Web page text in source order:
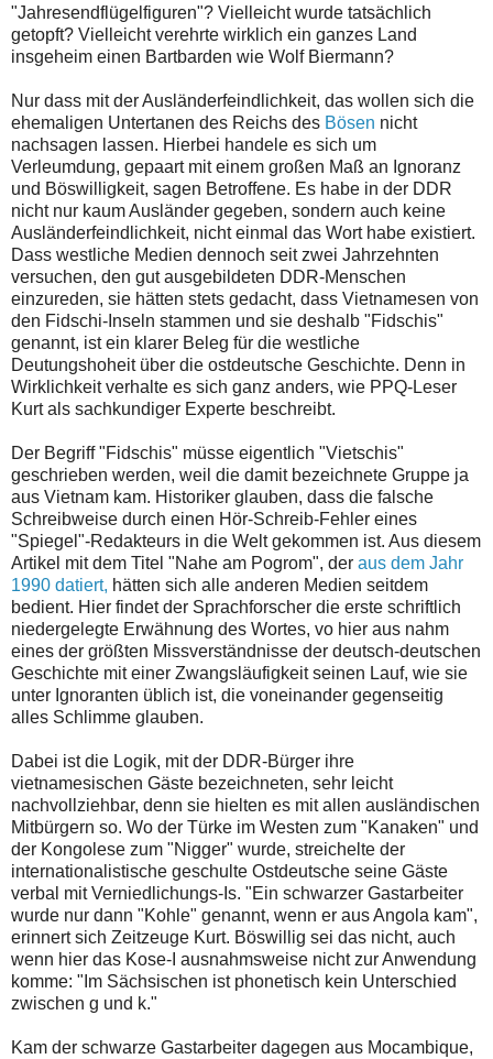
"Jahresendflügelfiguren"? Vielleicht wurde tatsächlich
getopft? Vielleicht verehrte wirklich ein ganzes Land
insgeheim einen Bartbarden wie Wolf Biermann?
Nur dass mit der Ausländerfeindlichkeit, das wollen sich die
ehemaligen Untertanen des Reichs des Bösen nicht
nachsagen lassen. Hierbei handele es sich um
Verleumdung, gepaart mit einem großen Maß an Ignoranz
und Böswilligkeit, sagen Betroffene. Es habe in der DDR
nicht nur kaum Ausländer gegeben, sondern auch keine
Ausländerfeindlichkeit, nicht einmal das Wort habe existiert.
Dass westliche Medien dennoch seit zwei Jahrzehnten
versuchen, den gut ausgebildeten DDR-Menschen
einzureden, sie hätten stets gedacht, dass Vietnamesen von
den Fidschi-Inseln stammen und sie deshalb "Fidschis"
genannt, ist ein klarer Beleg für die westliche
Deutungshoheit über die ostdeutsche Geschichte. Denn in
Wirklichkeit verhalte es sich ganz anders, wie PPQ-Leser
Kurt als sachkundiger Experte beschreibt.
Der Begriff "Fidschis" müsse eigentlich "Vietschis"
geschrieben werden, weil die damit bezeichnete Gruppe ja
aus Vietnam kam. Historiker glauben, dass die falsche
Schreibweise durch einen Hör-Schreib-Fehler eines
"Spiegel"-Redakteurs in die Welt gekommen ist. Aus diesem
Artikel mit dem Titel "Nahe am Pogrom", der aus dem Jahr
1990 datiert, hätten sich alle anderen Medien seitdem
bedient. Hier findet der Sprachforscher die erste schriftlich
niedergelegte Erwähnung des Wortes, vo hier aus nahm
eines der größten Missverständnisse der deutsch-deutschen
Geschichte mit einer Zwangsläufigkeit seinen Lauf, wie sie
unter Ignoranten üblich ist, die voneinander gegenseitig
alles Schlimme glauben.
Dabei ist die Logik, mit der DDR-Bürger ihre
vietnamesischen Gäste bezeichneten, sehr leicht
nachvollziehbar, denn sie hielten es mit allen ausländischen
Mitbürgern so. Wo der Türke im Westen zum "Kanaken" und
der Kongolese zum "Nigger" wurde, streichelte der
internationalistische geschulte Ostdeutsche seine Gäste
verbal mit Verniedlichungs-Is. "Ein schwarzer Gastarbeiter
wurde nur dann "Kohle" genannt, wenn er aus Angola kam",
erinnert sich Zeitzeuge Kurt. Böswillig sei das nicht, auch
wenn hier das Kose-I ausnahmsweise nicht zur Anwendung
komme: "Im Sächsischen ist phonetisch kein Unterschied
zwischen g und k."
Kam der schwarze Gastarbeiter dagegen aus Mocambique,